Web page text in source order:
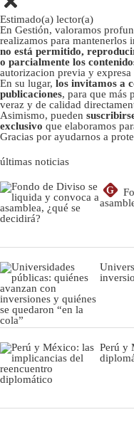
Estimado(a) lector(a)
En Gestión, valoramos
realizamos para mantenerlos
no está permitido,
o parcialmente los
autorizacion previa y
En su lugar, los invitamos a
publicaciones, para que más
veraz y de calidad
Asimismo, pueden
exclusivo que elaboramos
Gracias por ayudarnos a
últimas noticias
G
Perú y